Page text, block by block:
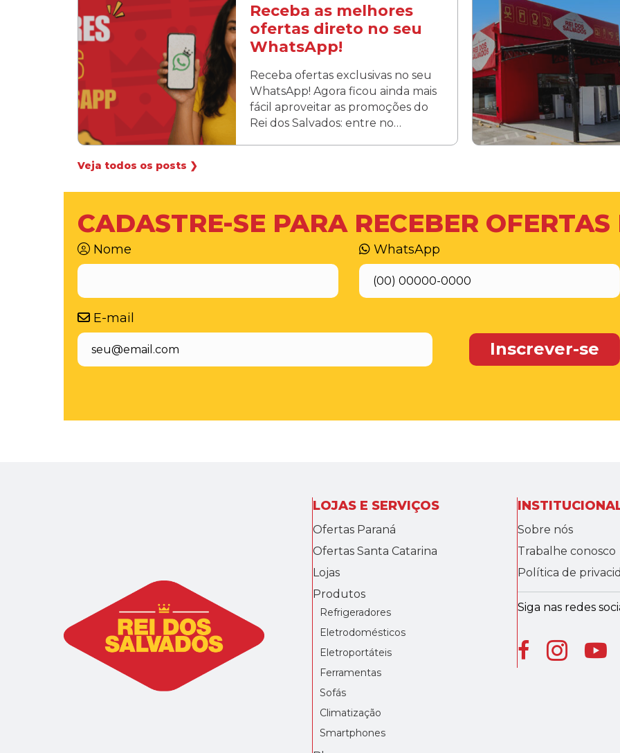
Receba as melhores
ofertas direto no seu
WhatsApp!
Receba ofertas exclusivas no seu
WhatsApp! Agora ficou ainda mais
fácil aproveitar as promoções do
Rei dos Salvados: entre no…
Veja todos os posts ❯
CADASTRE-SE PARA RECEBER
Nome WhatsApp
E-mail
LOJAS E SERVIÇOS
Ofertas Paraná
Ofertas Santa Catarina
Lojas
Produtos
Refrigeradores
Eletrodomésticos
Eletroportáteis
Ferramentas
Sofás
Climatização
Smartphones
Sobre nós
Trabalhe conosco
Política de
Siga nas redes